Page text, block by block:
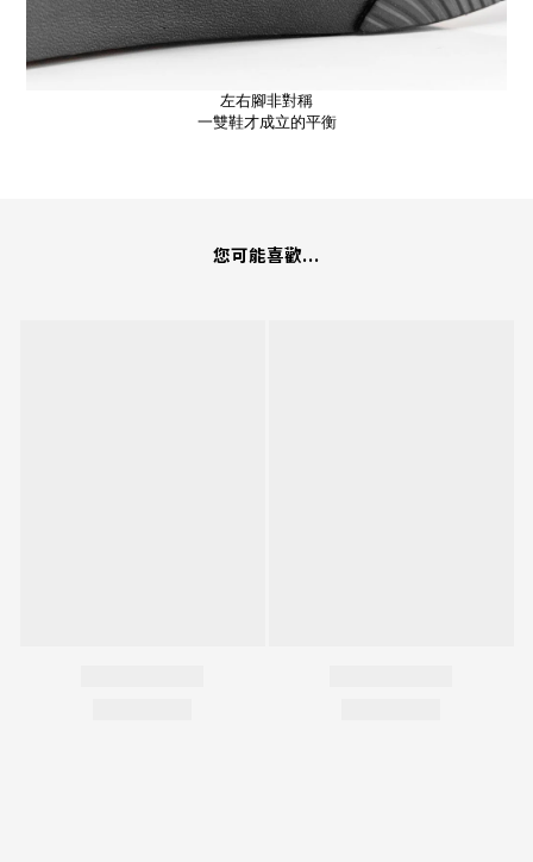
左右腳非對稱
一雙鞋才成立的平衡
您可能喜歡...